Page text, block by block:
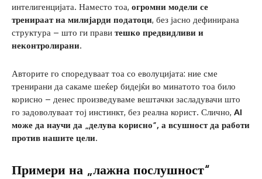
интелигенцијата. Наместо тоа, огромни модели се
тренираат на милијарди податоци, без јасно дефинирана
структура – што ги прави тешко предвидливи и
неконтролирани.
Авторите го споредуваат тоа со еволуцијата: ние сме
тренирани да сакаме шеќер бидејќи во минатото тоа било
корисно – денес произведуваме вештачки засладувачи што
го задоволуваат тој инстинкт, без реална корист. Слично, AI
може да научи да „делува корисно”, а всушност да работи
против нашите цели.
Примери на „лажна послушност“